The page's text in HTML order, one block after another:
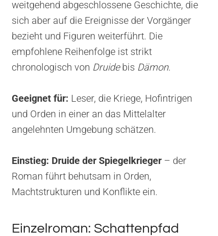
weitgehend abgeschlossene Geschichte, die
sich aber auf die Ereignisse der Vorgänger
bezieht und Figuren weiterführt. Die
empfohlene Reihenfolge ist strikt
chronologisch von Druidebis Dämon.
Geeignet für: Leser, die Kriege, Hofintrigen
und Orden in einer an das Mittelalter
angelehnten Umgebung schätzen.
Einstieg: Druide der Spiegelkrieger – der
Roman führt behutsam in Orden,
Machtstrukturen und Konflikte ein.
Einzelroman: Schattenpfad